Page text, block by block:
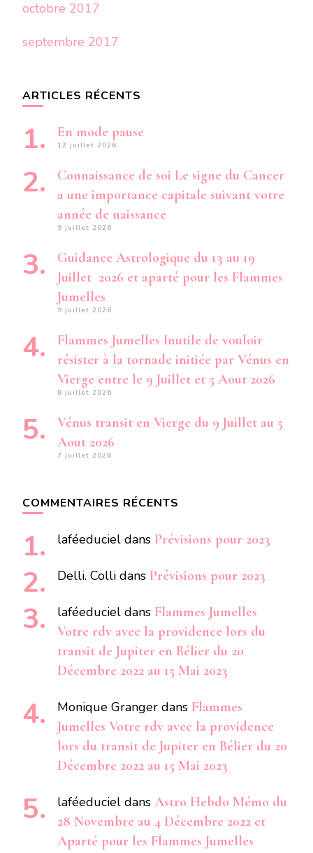
octobre 2017
septembre 2017
ARTICLES RÉCENTS
En mode pause
12 juillet 2026
Connaissance de soi Le signe du Cancer
a une importance capitale suivant votre
année de naissance
9 juillet 2026
Guidance Astrologique du 13 au 19
Juillet 2026 et aparté pour les Flammes
Jumelles
9 juillet 2026
Flammes Jumelles Inutile de vouloir
résister à la tornade initiée par Vénus en
Vierge entre le 9 Juillet et 5 Aout 2026
8 juillet 2026
Vénus transit en Vierge du 9 Juillet au 5
Aout 2026
7 juillet 2026
COMMENTAIRES RÉCENTS
laféeduciel dans Prévisions pour 2023
Delli. Colli dans Prévisions pour 2023
laféeduciel dans Flammes Jumelles
Votre rdv avec la providence lors du
transit de Jupiter en Bélier du 20
Décembre 2022 au 15 Mai 2023
Monique Granger dans Flammes
Jumelles Votre rdv avec la providence
lors du transit de Jupiter en Bélier du 20
Décembre 2022 au 15 Mai 2023
laféeduciel dans Astro Hebdo Mémo du
28 Novembre au 4 Décembre 2022 et
Aparté pour les Flammes Jumelles